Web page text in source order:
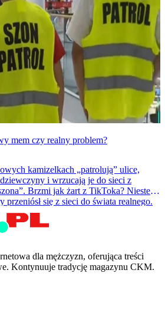
mem czy realny problem?
kamizelkach „patrolują” ulice,
i wrzucają je do sieci z
Brzmi jak żart z TikToka? Niestety
się z sieci do świata realnego.
dla mężczyzn, oferująca treści
Kontynuuje tradycję magazynu CKM.